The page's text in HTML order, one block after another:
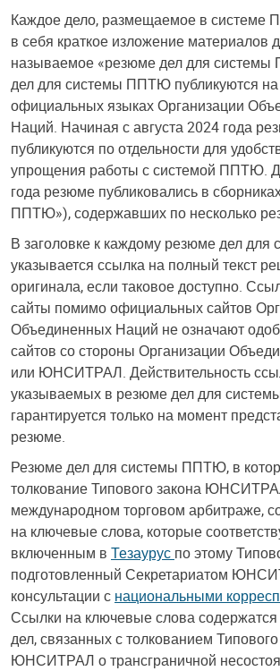
Каждое дело, размещаемое в системе
в себя краткое изложение материалов
называемое «резюме дел для
дел для системы ППТЮ публикуются на
официальных языках Организации
Наций. Начиная с августа 2024 года
публикуются по отдельности для
упрощения работы с системой ППТЮ.
года резюме публиковались в
ППТЮ»), содержавших по несколько
В заголовке к каждому резюме дел
указывается ссылка на полный текст
оригинала, если таковое доступно.
сайты помимо официальных сайтов
Объединенных Наций не означают
сайтов со стороны Организации
или ЮНСИТРАЛ. Действительность
указываемых в резюме дел для
гарантируется только на момент
резюме.
Резюме дел для системы ППТЮ, в
толкование Типового закона
международном торговом арбитраже,
на ключевые слова, которые
включенным в Тезаурус по этому
подготовленный Секретариатом
консультации с национальными
Ссылки на ключевые слова
дел, связанных с толкованием
ЮНСИТРАЛ о трансграничной